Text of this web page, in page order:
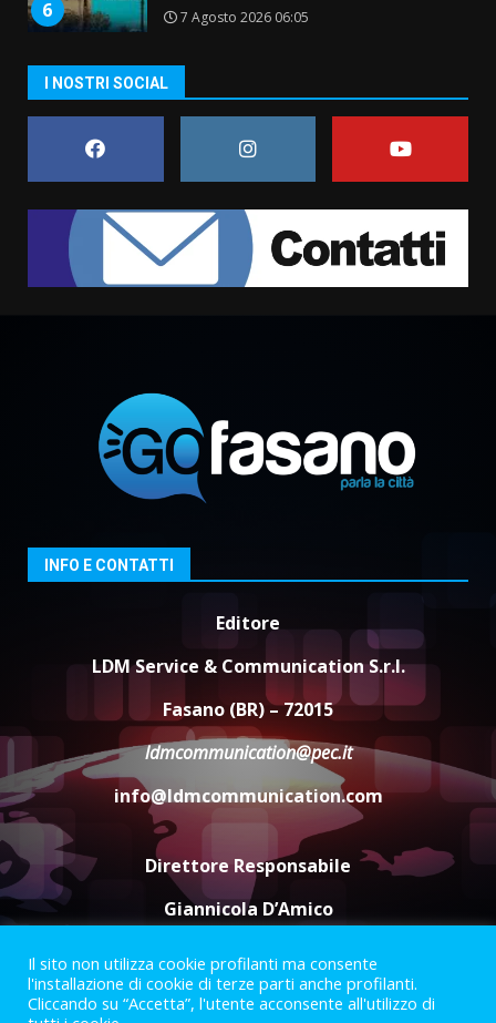
7 7 Agosto 2026 06:00
Grande successo per la “Sagra
del Pesce Spada” a Savelletri
9 Agosto 2026 07:32
2
Serie D, l’Us Fasano non molla e
conferma di voler ricorrere per
ottenere l’iscrizione
8 Agosto 2026 19:55
Savelletri
8 Agosto 2026 11:00
4
Savelletri in festa, domani sera
Politiche Giovanili e Mobilità
Sostenibile: premiati gli studenti
universitari del bando “La strada
8 Agosto 2026 07:15
I NOSTRI SOCIAL
INFO E CONTATTI
Editore
LDM Service & Communication S.r.l.
Fasano (BR) – 72015
ldmcommunication@pec.it
info@ldmcommunication.com
Direttore Responsabile
Giannicola D’Amico
Termini e Condizioni
Privacy Policy
Informazioni Legali
Il sito non utilizza cookie profilanti ma consente
l'installazione di cookie di terze parti anche profilanti.
Cliccando su “Accetta”, l'utente acconsente all'utilizzo di